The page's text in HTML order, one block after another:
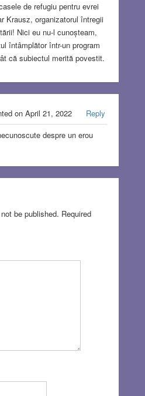
de refugiu pentru evrei
Krausz, organizatorul întregii
Nici eu nu-l cunoșteam,
întâmplător într-un program
că subiectul merită povestit.
on April 21, 2022
Reply
despre un erou
be published. Required